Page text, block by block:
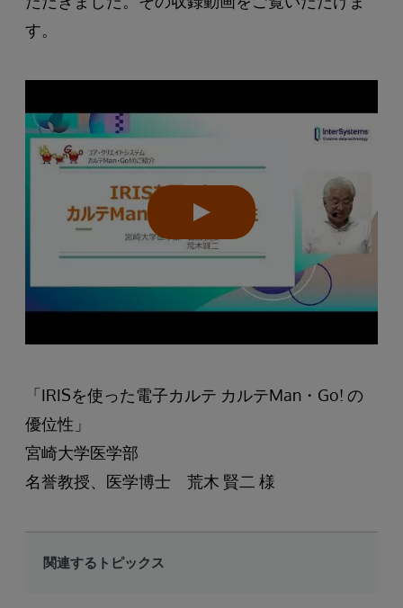
す。
「IRISを使った電子カルテ カルテMan・Go! の
優位性」
宮崎大学医学部
名誉教授、医学博士 荒木 賢二 様
関連するトピックス